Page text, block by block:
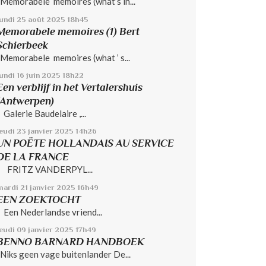
25 août 2025 18h45
memoires (1) Bert
memoires (what ’ s...
16 juin 2025 18h22
verblijf in het Vertalershuis
Baudelaire ,...
23 janvier 2025 14h26
POËTE HOLLANDAIS AU SERVICE
LA FRANCE
VANDERPYL...
21 janvier 2025 16h49
ZOEKTOCHT
Nederlandse vriend...
09 janvier 2025 17h49
BARNARD HANDBOEK
geen vage buitenlander De...